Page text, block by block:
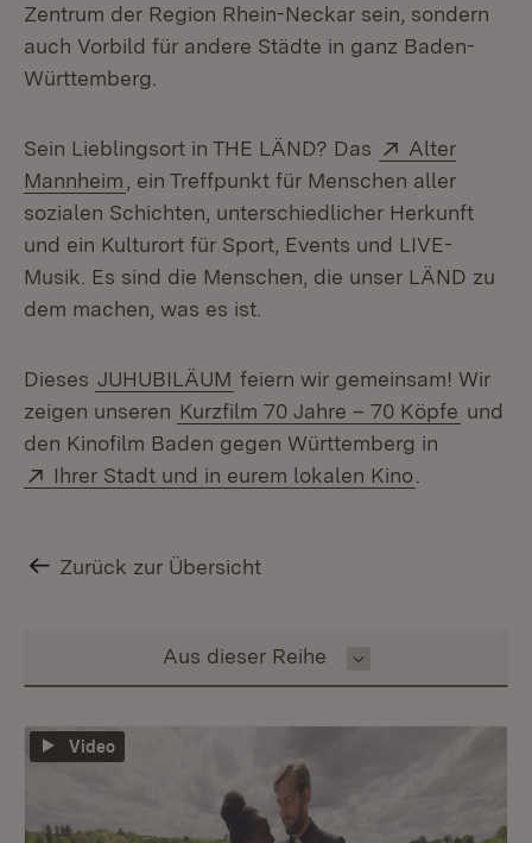
Zentrum der Region Rhein-Neckar sein, sondern
auch Vorbild für andere Städte in ganz Baden-
Württemberg.
Sein Lieblingsort in THE LÄND? Das Extern:
Alter
Mannheim (Öffnet in neuem Fenster)
, ein Treffpunkt für Menschen aller
sozialen Schichten, unterschiedlicher Herkunft
und ein Kulturort für Sport, Events und LIVE-
Musik. Es sind die Menschen, die unser LÄND zu
dem machen, was es ist.
Dieses JUHUBILÄUM feiern wir gemeinsam! Wir
zeigen unseren Kurzfilm 70 Jahre – 70 Köpfe und
den Kinofilm Baden gegen Württemberg in
Extern:
Ihrer Stadt und in eurem lokalen Kino
Zurück zur Übersicht
Inhalt auswählen
Aus dieser Reihe
Video